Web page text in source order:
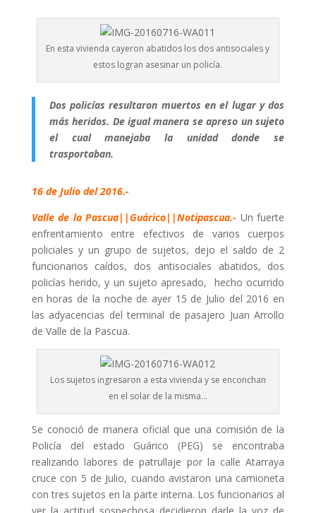
En esta vivienda cayeron abatidos los dos antisociales y
estos logran asesinar un policía.
Dos policías resultaron muertos en el lugar y dos
más heridos. De igual manera se apreso un sujeto
el cual manejaba la unidad donde se
trasportaban.
16 de Julio del 2016.-
Valle de la Pascua||Guárico||Notipascua.- Un fuerte
enfrentamiento entre efectivos de varios cuerpos
policiales y un grupo de sujetos, dejo el saldo de 2
funcionarios caídos, dos antisociales abatidos, dos
policías herido, y un sujeto apresado, hecho ocurrido
en horas de la noche de ayer 15 de Julio del 2016 en
las adyacencias del terminal de pasajero Juan Arrollo
de Valle de la Pascua.
Los sujetos ingresaron a esta vivienda y se enconchan
en el solar de la misma…
Se conoció de manera oficial que una comisión de la
Policía del estado Guárico (PEG) se encontraba
realizando labores de patrullaje por la calle Atarraya
cruce con 5 de Julio, cuando avistaron una camioneta
con tres sujetos en la parte interna. Los funcionarios al